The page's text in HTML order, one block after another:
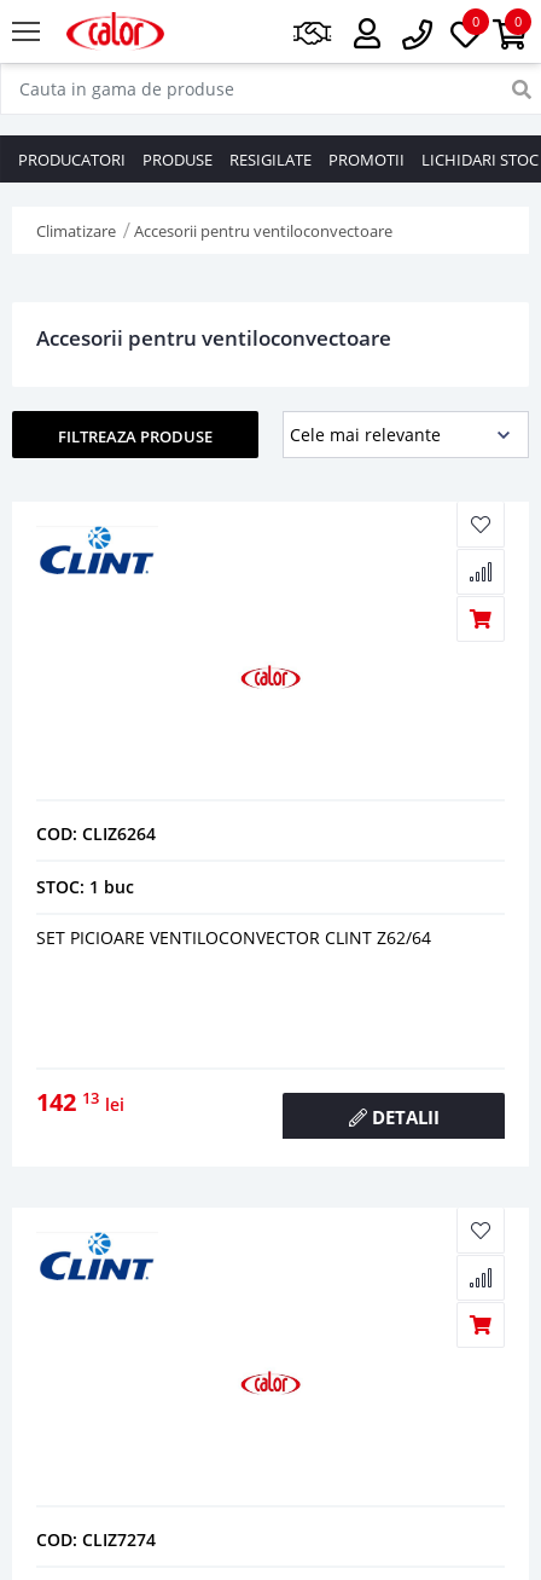
0
0
PRODUCATORI PRODUSE RESIGILATE PROMOTII LICHIDARI STOC
Climatizare Accesorii pentru ventiloconvectoare
Accesorii pentru ventiloconvectoare
FILTREAZA PRODUSE
COD: CLIZ6264
STOC: 1 buc
SET PICIOARE VENTILOCONVECTOR CLINT Z62/64
142 13 lei
DETALII
COD: CLIZ7274